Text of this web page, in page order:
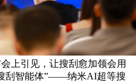
上引见，让搜刮愈加领会用
刮智能体”——纳米AI超等搜